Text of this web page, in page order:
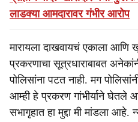
लाडक्या आमदारावर गंभीर आरोप
मारायला दाखवायचं एकाला आणि
प्रकरणाचा सूत्रधाराबाबत
पोलिसांना पटत नाही. मग
आम्ही हे प्रकरण गांभीर्याने घेतले
सभागृहात हा मुद्दा मी मांडला आहे.